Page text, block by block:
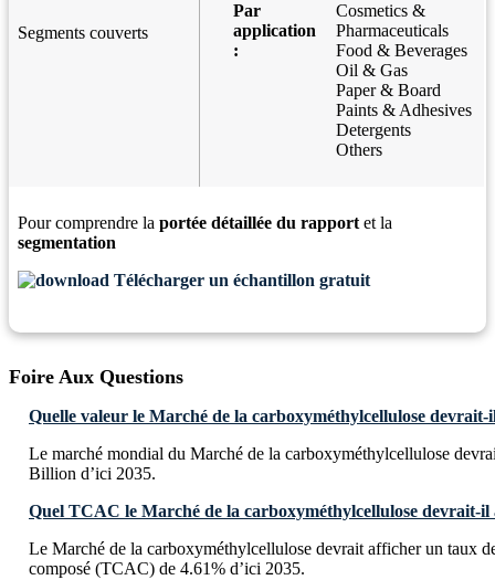
Segments couverts
Par
application
:
Cosmetics &
Pharmaceuticals
Food & Beverages
Oil & Gas
Paper & Board
Paints & Adhesives
Detergents
Others
Pour comprendre la portée détaillée du rapport et la
segmentation
Télécharger un échantillon gratuit
Foire Aux Questions
Quelle valeur le Marché de la carboxyméthylcellulose devrait-
Le marché mondial du Marché de la carboxyméthylcellulose
Billion d’ici 2035.
Quel TCAC le Marché de la carboxyméthylcellulose devrait-il
Le Marché de la carboxyméthylcellulose devrait afficher un taux
composé (TCAC) de 4.61% d’ici 2035.